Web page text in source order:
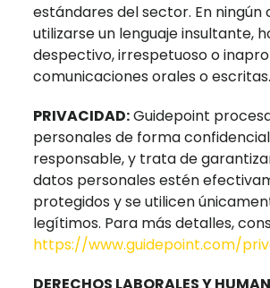
estándares del sector. En ningún
utilizarse un lenguaje insultante,
despectivo, irrespetuoso o
comunicaciones orales o escritas.
PRIVACIDAD:Guidepoint
personales de forma
responsable, y trata de
datos personales estén
protegidos y se utilicen
legítimos. Para más detalles,
https://www.guidepoint.com/